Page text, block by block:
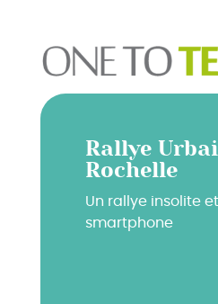
Rallye
Rochelle
Un rallye insolite
smartphone